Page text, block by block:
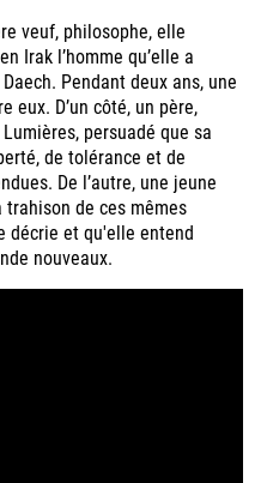
veuf, philosophe, elle
Irak l’homme qu’elle a
Pendant deux ans, une
eux. D’un côté, un père,
persuadé que sa
de tolérance et de
De l’autre, une jeune
de ces mêmes
décrie et qu'elle entend
nouveaux.